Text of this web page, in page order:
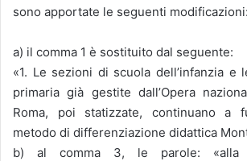
sono apportate le seguenti modificazioni:
a) il comma 1 è sostituito dal seguente:
«1. Le sezioni di scuola dell’infanzia e
primaria già gestite dall’Opera
Roma, poi statizzate, continuano a
metodo di differenziazione didattica
b) al comma 3, le parole: «alla